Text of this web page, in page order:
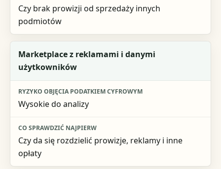
Czy brak prowizji od sprzedaży innych
podmiotów
Marketplace z reklamami i danymi
użytkowników
Wysokie do analizy
Czy da się rozdzielić prowizje, reklamy i inne
opłaty